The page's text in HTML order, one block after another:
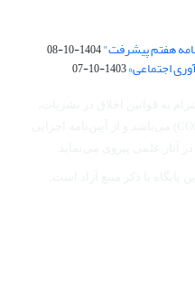
هفتم پیشرفت"1404-10-08
اجتماعی»1403-10-07